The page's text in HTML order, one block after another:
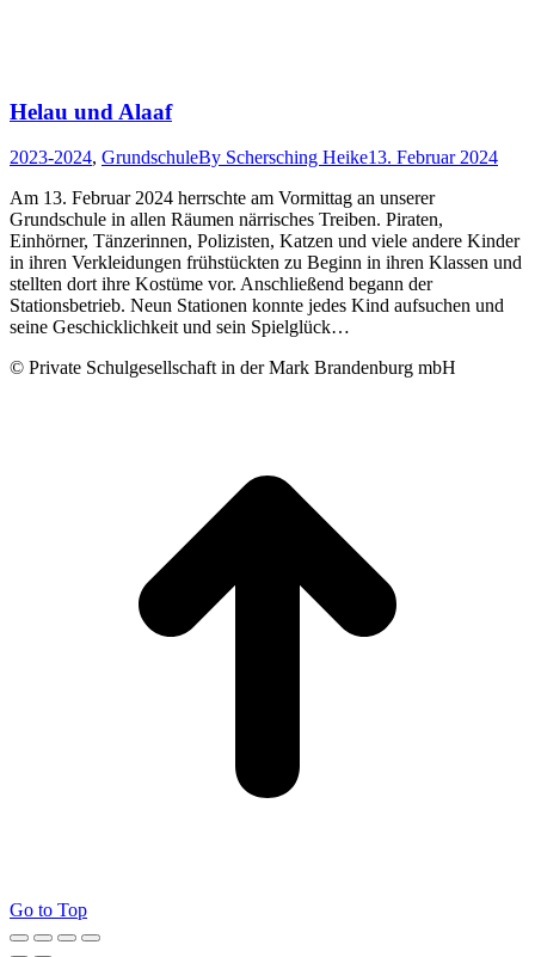
Helau und Alaaf
2023-2024, GrundschuleBy Schersching Heike13. Februar 2024
Am 13. Februar 2024 herrschte am Vormittag an unserer
Grundschule in allen Räumen närrisches Treiben. Piraten,
Einhörner, Tänzerinnen, Polizisten, Katzen und viele andere Kinder
in ihren Verkleidungen frühstückten zu Beginn in ihren Klassen und
stellten dort ihre Kostüme vor. Anschließend begann der
Stationsbetrieb. Neun Stationen konnte jedes Kind aufsuchen und
seine Geschicklichkeit und sein Spielglück…
© Private Schulgesellschaft in der Mark Brandenburg mbH
Go to Top